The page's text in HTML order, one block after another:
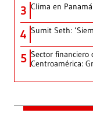
3 Clima en
4 Sumit Seth:
5 Sector financiero
Centroamérica: